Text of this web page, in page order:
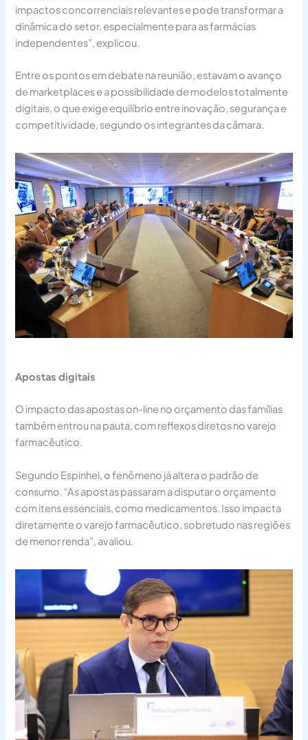
impactos concorrenciais relevantes e pode transformar a
dinâmica do setor, especialmente para as farmácias
independentes”, explicou.
Entre os pontos em debate na reunião, estavam o avanço
de marketplaces e a possibilidade de modelos totalmente
digitais, o que exige equilíbrio entre inovação, segurança e
competitividade, segundo os integrantes da câmara.
Apostas digitais
O impacto das apostas on-line no orçamento das famílias
também entrou na pauta, com reflexos diretos no varejo
farmacêutico.
Segundo Espinhel, o fenômeno já altera o padrão de
consumo. “As apostas passaram a disputar o orçamento
com itens essenciais, como medicamentos. Isso impacta
diretamente o varejo farmacêutico, sobretudo nas regiões
de menor renda”, avaliou.